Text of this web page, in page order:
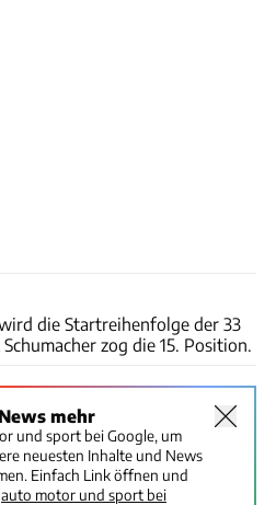
die Startreihenfolge der 33
zog die 15. Position.
mehr
und sport bei Google, um
neuesten Inhalte und News
Einfach Link öffnen und
auto motor und sport bei